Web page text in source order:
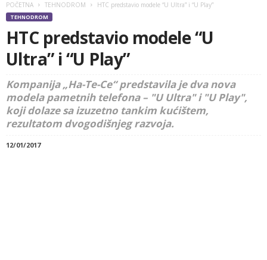
POČETNA TEHNODROM HTC predstavio modele “U Ultra” i “U Play”
TEHNODROM
HTC predstavio modele “U
Ultra” i “U Play”
Kompanija „Ha-Te-Ce“ predstavila je dva nova
modela pametnih telefona – "U Ultra" i "U Play",
koji dolaze sa izuzetno tankim kućištem,
rezultatom dvogodišnjeg razvoja.
12/01/2017